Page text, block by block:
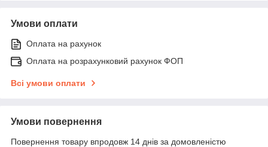
Умови оплати
Оплата на рахунок
Оплата на розрахунковий рахунок ФОП
Всі умови оплати
Умови повернення
Повернення товару впродовж 14 днів за домовленістю